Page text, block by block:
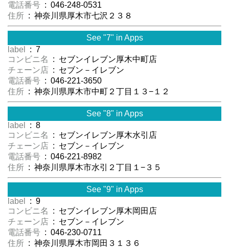
電話番号 : 046-248-0531
住所 : 神奈川県厚木市七沢２３８
See "7" in Apps
label
: 7
コンビニ名
: セブンイレブン厚木中町店
チェーン店 : セブン－イレブン
電話番号 : 046-221-3650
住所 : 神奈川県厚木市中町２丁目１３−１２
See "8" in Apps
label
: 8
コンビニ名
: セブンイレブン厚木水引店
チェーン店 : セブン－イレブン
電話番号 : 046-221-8982
住所 : 神奈川県厚木市水引２丁目１−３５
See "9" in Apps
label
: 9
コンビニ名
: セブンイレブン厚木岡田店
チェーン店 : セブン－イレブン
電話番号 : 046-230-0711
住所 : 神奈川県厚木市岡田３１３６